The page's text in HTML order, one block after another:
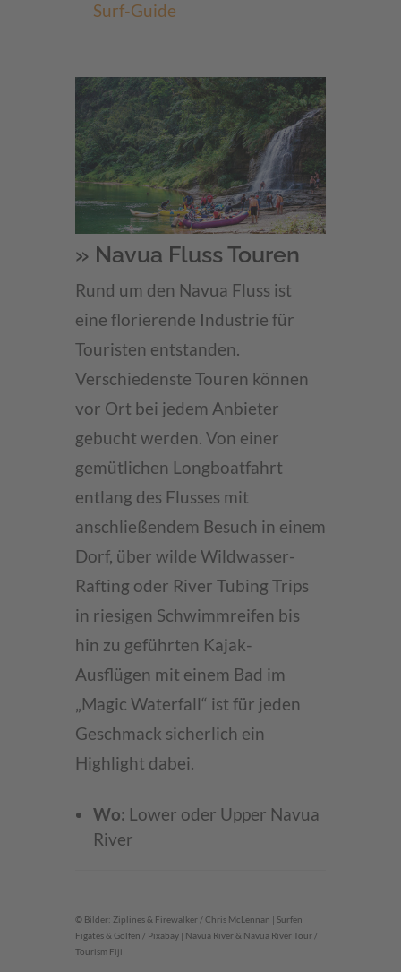
Surf-Guide
» Navua Fluss Touren
Rund um den Navua Fluss ist
eine florierende Industrie für
Touristen entstanden.
Verschiedenste Touren können
vor Ort bei jedem Anbieter
gebucht werden. Von einer
gemütlichen Longboatfahrt
entlang des Flusses mit
anschließendem Besuch in einem
Dorf, über wilde Wildwasser-
Rafting oder River Tubing Trips
in riesigen Schwimmreifen bis
hin zu geführten Kajak-
Ausflügen mit einem Bad im
„Magic Waterfall“ ist für jeden
Geschmack sicherlich ein
Highlight dabei.
Wo: Lower oder Upper Navua
River
© Bilder: Ziplines & Firewalker / Chris McLennan | Surfen
Figates & Golfen / Pixabay | Navua River & Navua River Tour /
Tourism Fiji